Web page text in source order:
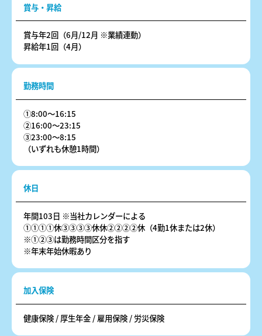
賞与・昇給
賞与年2回（6月/12月 ※業績連動）
昇給年1回（4月）
勤務時間
①8:00～16:15
②16:00～23:15
③23:00～8:15
（いずれも休憩1時間）
休日
年間103日 ※当社カレンダーによる
①①①①休③③③③休休②②②②休（4勤1休または2休）
※①②③は勤務時間区分を指す
※年末年始休暇あり
加入保険
健康保険 / 厚生年金 / 雇用保険 / 労災保険